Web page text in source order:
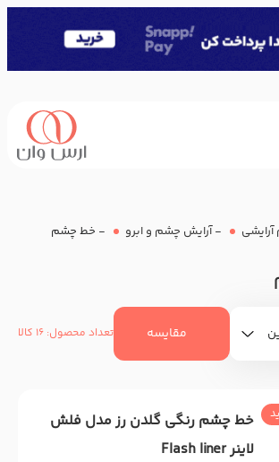
آرایشی -آرایش چشم و ابرو - خط چشم
مقایسه تعداد محصول: 16 کالا
خط چشم رنگی گلدن رز مدل فلش
لاینر Flash liner